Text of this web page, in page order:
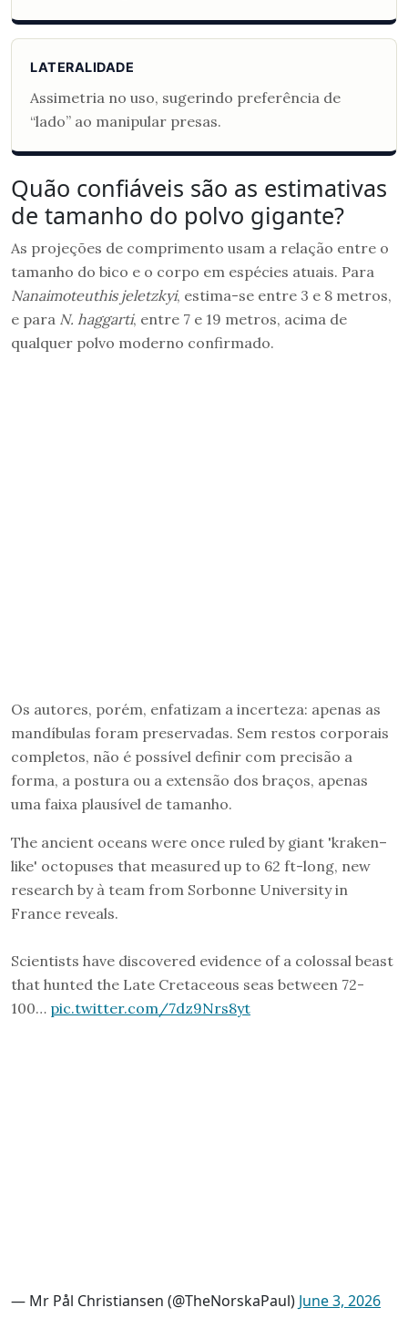
LATERALIDADE
Assimetria no uso, sugerindo preferência de
“lado” ao manipular presas.
Quão confiáveis são as estimativas
de tamanho do polvo gigante?
As projeções de comprimento usam a relação entre o
tamanho do bico e o corpo em espécies atuais. Para
Nanaimoteuthis jeletzkyi, estima-se entre 3 e 8 metros,
e para N. haggarti, entre 7 e 19 metros, acima de
qualquer polvo moderno confirmado.
Os autores, porém, enfatizam a incerteza: apenas as
mandíbulas foram preservadas. Sem restos corporais
completos, não é possível definir com precisão a
forma, a postura ou a extensão dos braços, apenas
uma faixa plausível de tamanho.
The ancient oceans were once ruled by giant 'kraken–
like' octopuses that measured up to 62 ft-long, new
research by à team from Sorbonne University in
France reveals.
Scientists have discovered evidence of a colossal beast
that hunted the Late Cretaceous seas between 72-
100… pic.twitter.com/7dz9Nrs8yt
— Mr Pål Christiansen (@TheNorskaPaul) June 3, 2026